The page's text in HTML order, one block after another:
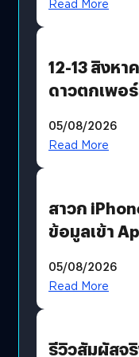
Read More
12-13 สิงห
ดาวตกเพอ
05/08/2026
Read More
สาวก
ข้อมูลเข้า
05/08/2026
Read More
รีวิวสัมผัสจ